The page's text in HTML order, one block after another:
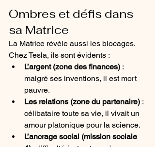
Ombres et défis dans
sa Matrice
La Matrice révèle aussi les blocages.
Chez Tesla, ils sont évidents :
L’argent (zone des finances) :
malgré ses inventions, il est mort
pauvre.
Les relations (zone du partenaire) :
célibataire toute sa vie, il vivait un
amour platonique pour la science.
L’ancrage social (mission sociale